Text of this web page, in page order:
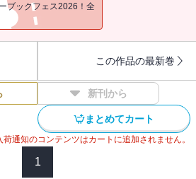
ブックフェス2026！全
この作品の最新巻
新刊から
まとめてカート
通知のコンテンツはカートに追加されません。
1